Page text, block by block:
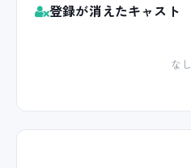
登録が消えたキャスト
なし